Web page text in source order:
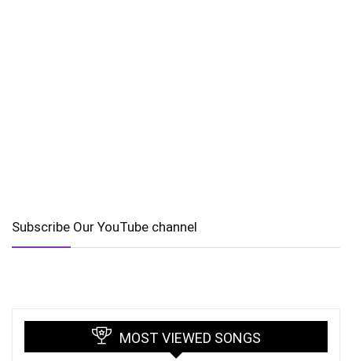
Subscribe Our YouTube channel
MOST VIEWED SONGS